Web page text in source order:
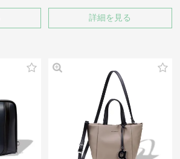
詳細を見る